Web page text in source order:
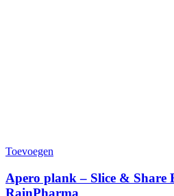
Toevoegen
Apero plank – Slice & Share
RainPharma